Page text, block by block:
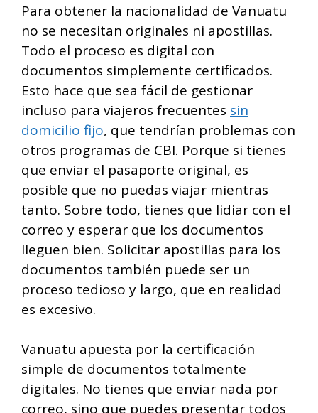
Para obtener la nacionalidad de Vanuatu
no se necesitan originales ni apostillas.
Todo el proceso es digital con
documentos simplemente certificados.
Esto hace que sea fácil de gestionar
incluso para viajeros frecuentes sin
domicilio fijo, que tendrían problemas con
otros programas de CBI. Porque si tienes
que enviar el pasaporte original, es
posible que no puedas viajar mientras
tanto. Sobre todo, tienes que lidiar con el
correo y esperar que los documentos
lleguen bien. Solicitar apostillas para los
documentos también puede ser un
proceso tedioso y largo, que en realidad
es excesivo.
Vanuatu apuesta por la certificación
simple de documentos totalmente
digitales. No tienes que enviar nada por
correo, sino que puedes presentar todos